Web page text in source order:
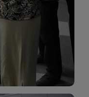
zarówno
tematyczne.